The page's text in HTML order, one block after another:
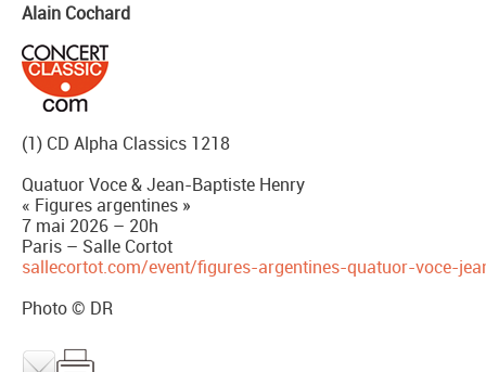
Alain Cochard
(1) CD Alpha Classics 1218
Quatuor Voce & Jean-Baptiste Henry
« Figures argentines »
7 mai 2026 – 20h
Paris – Salle Cortot
sallecortot.com/event/figures-argentines-quatuor-voce-
Photo © DR